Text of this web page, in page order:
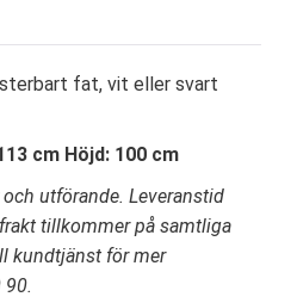
fat, vit eller svart
cm Höjd: 100 cm
utförande. Leveranstid
tillkommer på samtliga
kundtjänst för mer